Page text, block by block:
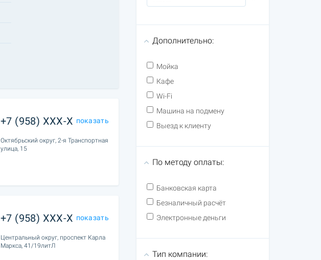
+7 (958) XXX-X показать
Октябрьский округ, 2-я Транспортная
улица, 15
+7 (958) XXX-X показать
Центральный округ, проспект Карла
Маркса, 41/19литЛ
Дополнительно:
Мойка
Кафе
Wi-Fi
Машина на подмену
Выезд к клиенту
По методу оплаты:
Банковская карта
Безналичный расчёт
Электронные деньги
Тип компании: